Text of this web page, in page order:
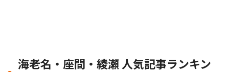
海老名・座間・綾瀬 人気記事ランキン